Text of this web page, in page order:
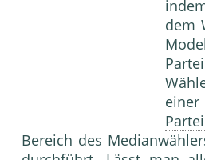
dem
Bereich des Medianwähler